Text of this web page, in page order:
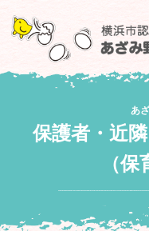
あ
保護者・近
（